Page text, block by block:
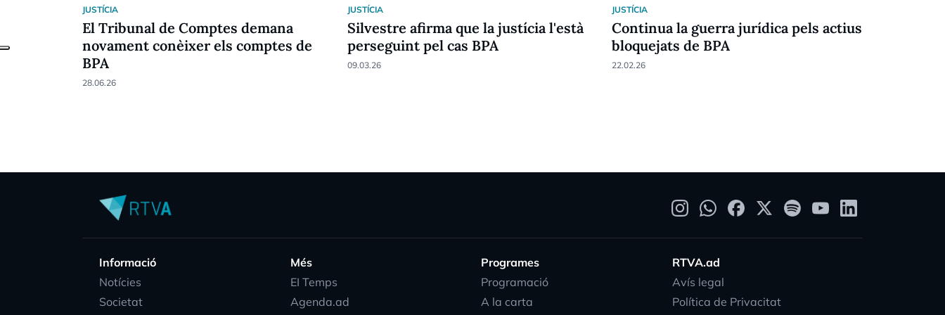
JUSTÍCIA
El Tribunal de Comptes demana
novament conèixer els comptes de
BPA
28.06.26
JUSTÍCIA
Silvestre afirma que la justícia l'està
perseguint pel cas BPA
09.03.26
JUSTÍCIA
Continua la guerra jurídica pels actius
bloquejats de BPA
22.02.26
Informació
Notícies
Societat
Més
EI Temps
Agenda.ad
Programes
Programació
A la carta
RTVA.ad
Avís legal
Política de Privacitat